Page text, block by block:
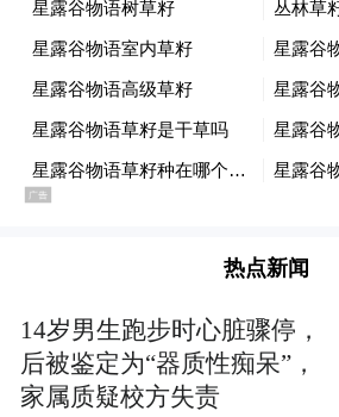
3.德*施*曼：人脸抓拍灵敏
6.三星：轻奢简约外观，做
7.奥克斯：低价基础款，适合
热点新闻
14岁男生跑步时心脏骤停，
后被鉴定为“器质性痴呆”，
家属质疑校方失责